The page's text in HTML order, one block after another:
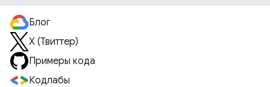
Блог
X (Твиттер)
Примеры кода
Кодлабы